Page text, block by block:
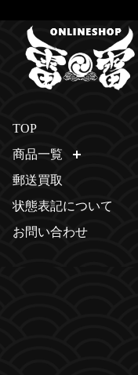
TOP
商品一覧
郵送買取
状態表記について
お問い合わせ